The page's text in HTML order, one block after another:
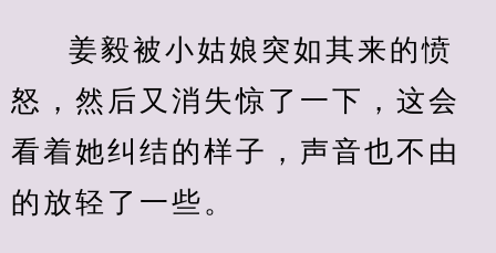
姜毅被小姑娘突如其来的愤
怒，然后又消失惊了一下，这会
看着她纠结的样子，声音也不由
的放轻了一些。